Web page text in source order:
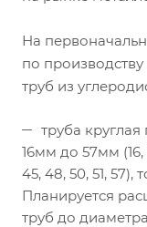
На
по
труб из
труба
16мм до 57мм (16,
45, 48, 50, 51,
Планируется
труб до